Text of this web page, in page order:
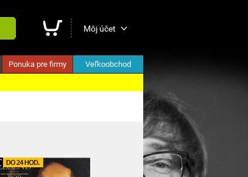
Môj účet
Ponuka pre firmy Veľkoobchod